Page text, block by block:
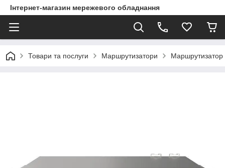
Інтернет-магазин мережевого обладнання
Товари та послуги Маршрутизатори Маршрутизатор